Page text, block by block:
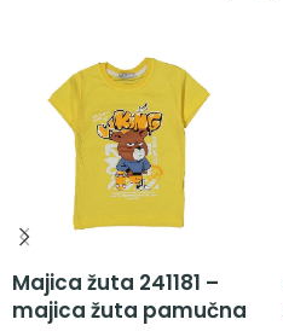
Majica žuta 241181 –
majica žuta pamučna